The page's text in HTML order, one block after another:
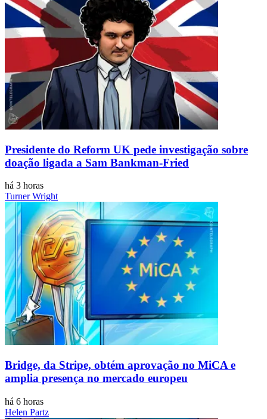
Presidente do Reform UK pede investigação sobre
doação ligada a Sam Bankman-Fried
há 3 horas
Turner Wright
Bridge, da Stripe, obtém aprovação no MiCA e
amplia presença no mercado europeu
há 6 horas
Helen Partz